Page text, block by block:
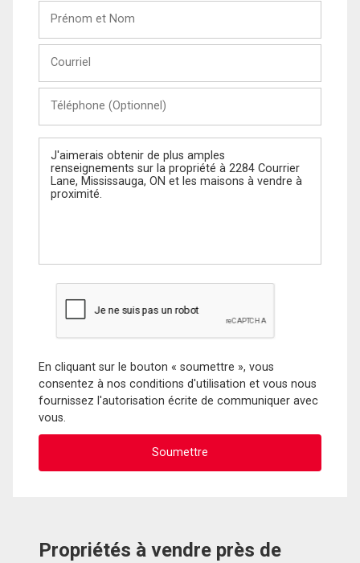
Nom
(Optionnel)
Message
En cliquant sur le bouton « soumettre », vous
consentez à nos conditions d'utilisation et vous nous
fournissez l'autorisation écrite de communiquer avec
vous.
Propriétés à vendre près de